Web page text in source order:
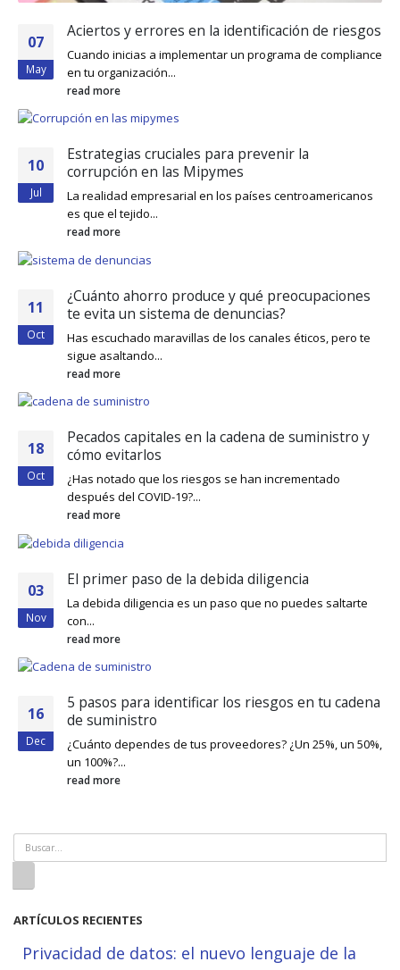
07
May
Aciertos y errores en la identificación de riesgos
Cuando inicias a implementar un programa de compliance
en tu organización...
read more
10
Jul
Estrategias cruciales para prevenir la
corrupción en las Mipymes
La realidad empresarial en los países centroamericanos
es que el tejido...
read more
11
Oct
¿Cuánto ahorro produce y qué preocupaciones
te evita un sistema de denuncias?
Has escuchado maravillas de los canales éticos, pero te
sigue asaltando...
read more
18
Oct
Pecados capitales en la cadena de suministro y
cómo evitarlos
¿Has notado que los riesgos se han incrementado
después del COVID-19?...
read more
03
Nov
El primer paso de la debida diligencia
La debida diligencia es un paso que no puedes saltarte
con...
read more
16
Dec
5 pasos para identificar los riesgos en tu cadena
de suministro
¿Cuánto dependes de tus proveedores? ¿Un 25%, un 50%,
un 100%?...
read more
ARTÍCULOS RECIENTES
Privacidad de datos: el nuevo lenguaje de la